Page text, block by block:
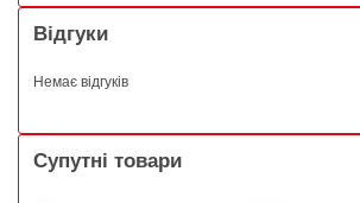
Відгуки
Немає відгуків
Супутні товари